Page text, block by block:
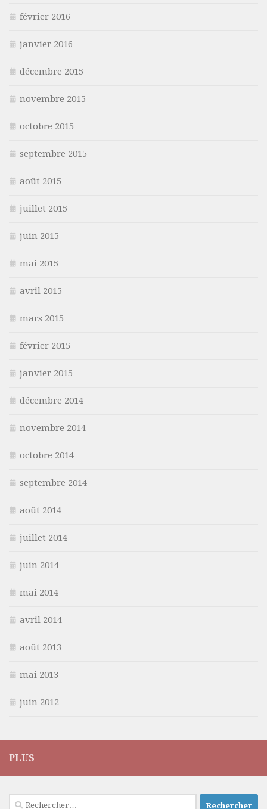
février 2016
janvier 2016
décembre 2015
novembre 2015
octobre 2015
septembre 2015
août 2015
juillet 2015
juin 2015
mai 2015
avril 2015
mars 2015
février 2015
janvier 2015
décembre 2014
novembre 2014
octobre 2014
septembre 2014
août 2014
juillet 2014
juin 2014
mai 2014
avril 2014
août 2013
mai 2013
juin 2012
PLUS
Rechercher :